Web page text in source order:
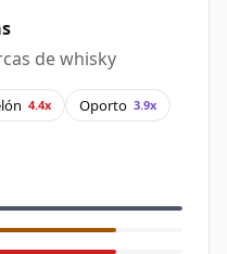
de whisky
4.4x Oporto 3.9x